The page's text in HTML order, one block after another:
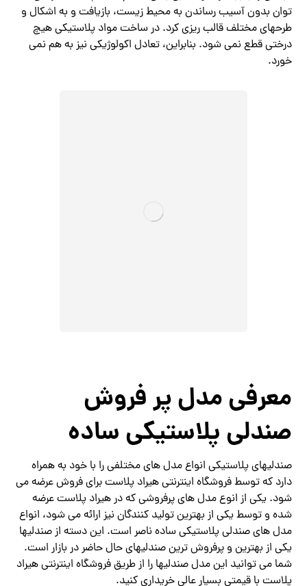
توان بدون آسیب رساندن به محیط زیست، بازیافت و به اشکال و
طرحهای مختلف قالب ریزی کرد. در ساخت مواد پلاستیکی هیچ
درختی قطع نمی شود. بنابراین، تعادل اکولوژیکی نیز به هم نمی
خورد.
معرفی مدل پر فروش
صندلی پلاستیکی ساده
صندلیهای پلاستیکی انواع مدل های مختلفی را با خود به همراه
دارد که توسط فروشگاه اینترنتی هیراد پلاست برای فروش عرضه می
شود. یکی از انوع مدل های پرفروشی که در هیراد پلاست عرضه
شده و توسط یکی از بهترین تولید کنندگان نیز ارائه می شود، انواع
مدل های صندلی پلاستیکی ساده ناصر است. این دسته از صندلیها
یکی از بهترین و پرفروش ترین صندلیهای حال حاضر در بازار است.
شما می توانید این مدل صندلیها را از طریق فروشگاه اینترنتی هیراد
پلاست با قیمتی بسیار عالی خریداری کنید.